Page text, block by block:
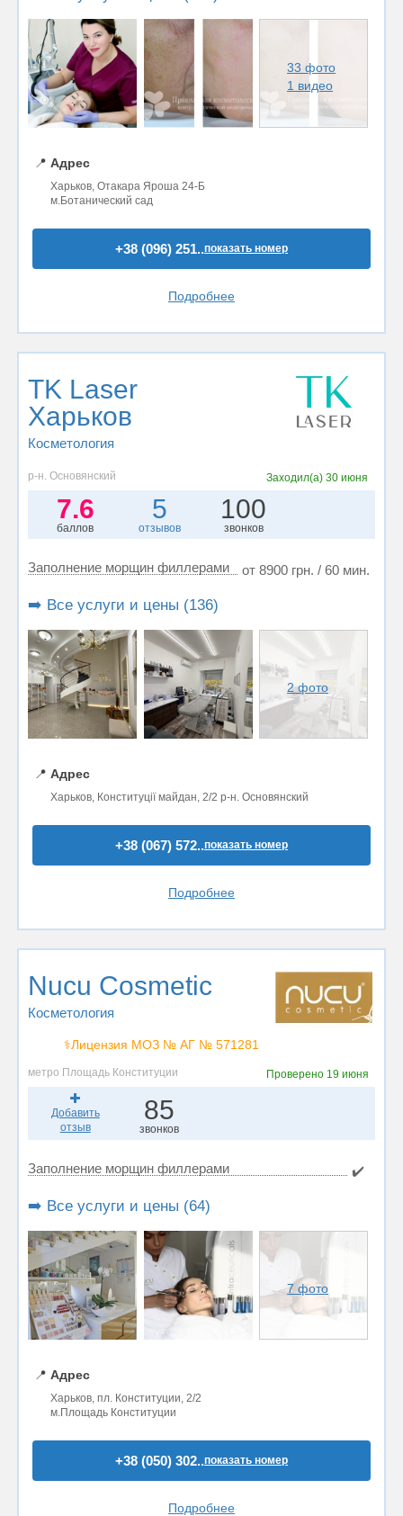
33 фото
1 видео
📍 Адрес
Харьков, Отакара Яроша 24-Б
м.Ботанический сад
+38 (096) 251..показать номер
Подробнее
TK Laser
Харьков
Косметология
р-н. Основянский Заходил(а)30 июня
7.6
баллов
5
отзывов
100
звонков
Заполнение морщин филлерами от 8900 грн. / 60 мин.
➡️ Все услуги и цены (136)
2 фото
📍 Адрес
Харьков, Конституції майдан, 2/2 р-н. Основянский
+38 (067) 572..показать номер
Подробнее
Nucu Cosmetic
Косметология
⚕️Лицензия МОЗ № АГ № 571281
метро Площадь Конституции Проверено 19 июня
Добавить
отзыв
85
звонков
Заполнение морщин филлерами ✔️
➡️ Все услуги и цены (64)
7 фото
📍 Адрес
Харьков, пл. Конституции, 2/2
м.Площадь Конституции
+38 (050) 302..показать номер
Подробнее